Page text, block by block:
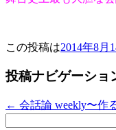
この投稿は2014年8月
投稿ナビゲーショ
← 会話論 weekly〜作